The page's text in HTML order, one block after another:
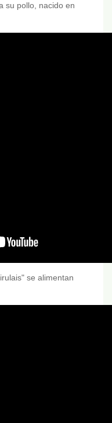
su pollo, nacido en
se alimentan